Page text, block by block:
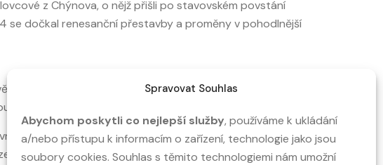
Spravovat Souhlas
Abychom poskytli co nejlepší služby, používáme k ukládání
a/nebo přístupu k informacím o zařízení, technologie jako jsou
soubory cookies. Souhlas s těmito technologiemi nám umožní
z Chýnova, o nějž přišli po stavovském povstání
se dočkal renesanční přestavby a proměny v pohodlnější
jejich rod vtiskl Vimperku podobu, kterou v základu známe
novorenesanční tvář.
v 19. století, a stoupáte k místu, jehož kořeny sahají
roku 1948 a po různých peripetiích se po roce